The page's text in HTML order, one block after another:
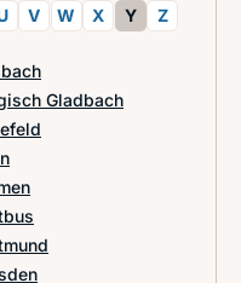
V W X Y Z
Gladbach